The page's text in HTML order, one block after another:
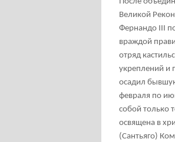
Великой
Фернандо III
враждой
отряд
укреплений и
осадил
февраля по
собой только
освящена в
(Сантьяго)